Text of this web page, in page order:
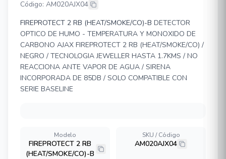
Código: AM020AJX04
FIREPROTECT 2 RB (HEAT/SMOKE/CO)-B DETECTOR
OPTICO DE HUMO - TEMPERATURA Y MONOXIDO DE
CARBONO AJAX FIREPROTECT 2 RB (HEAT/SMOKE/CO) /
NEGRO / TECNOLOGIA JEWELLER HASTA 1.7KMS / NO
REACCIONA ANTE VAPOR DE AGUA / SIRENA
INCORPORADA DE 85DB / SOLO COMPATIBLE CON
SERIE BASELINE
Modelo
FIREPROTECT 2 RB
(HEAT/SMOKE/CO)-B
SKU / Código
AM020AJX04